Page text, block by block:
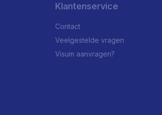
Klantenservice
Contact
Veelgestelde vragen
Visum aanvragen?